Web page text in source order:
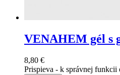
VENAHEM gél s
8,80 €
Prispieva - k správnej funkcii